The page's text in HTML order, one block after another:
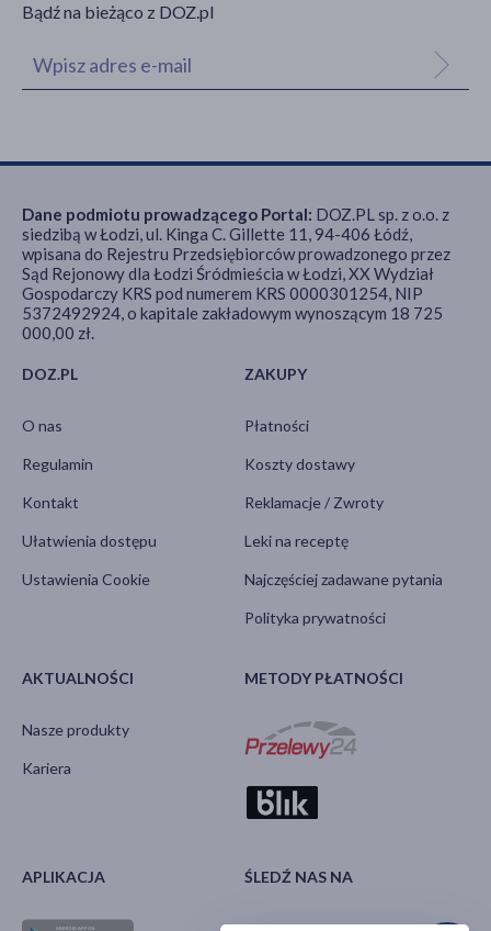
Bądź na bieżąco z DOZ.pl
DOZ.PL
O nas
Regulamin
Kontakt
Ułatwienia dostępu
Ustawienia Cookie
ZAKUPY
Płatności
Koszty dostawy
Reklamacje / Zwroty
Leki na receptę
Najczęściej zadawane pytania
Polityka prywatności
AKTUALNOŚCI
Nasze produkty
Kariera
METODY PŁATNOŚCI
APLIKACJA ŚLEDŹ NAS NA
Dane podmiotu prowadzącego Portal: DOZ.PL sp. z o.o. z
siedzibą w Łodzi, ul. Kinga C. Gillette 11, 94-406 Łódź,
wpisana do Rejestru Przedsiębiorców prowadzonego przez
Sąd Rejonowy dla Łodzi Śródmieścia w Łodzi, XX Wydział
Gospodarczy KRS pod numerem KRS 0000301254, NIP
5372492924, o kapitale zakładowym wynoszącym 18 725
000,00 zł.